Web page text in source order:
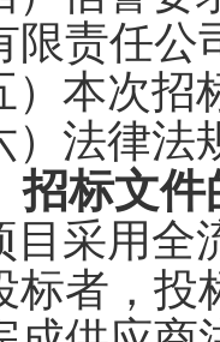
限责任公
） 本次招
）法律
招标文件
目采用全
标者，投